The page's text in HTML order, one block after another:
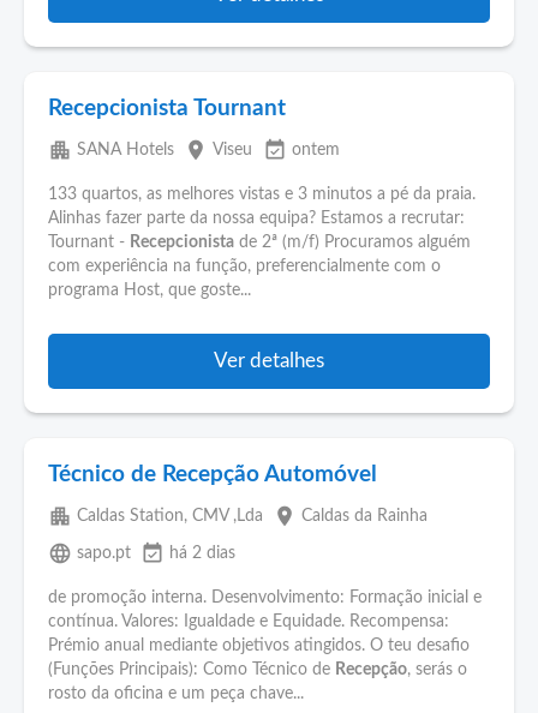
Recepcionista Tournant
apartment SANA Hotels place Viseu event_available ontem
133 quartos, as melhores vistas e 3 minutos a pé da praia.
Alinhas fazer parte da nossa equipa? Estamos a recrutar:
Tournant - Recepcionista de 2ª (m/f) Procuramos alguém
com experiência na função, preferencialmente com o
programa Host, que goste...
Ver detalhes
Técnico de Recepção Automóvel
apartment Caldas Station, CMV ,Lda place Caldas da Rainha
language sapo.pt event_available há 2 dias
de promoção interna. Desenvolvimento: Formação inicial e
contínua. Valores: Igualdade e Equidade. Recompensa:
Prémio anual mediante objetivos atingidos. O teu desafio
(Funções Principais): Como Técnico de Recepção, serás o
rosto da oficina e um peça chave...